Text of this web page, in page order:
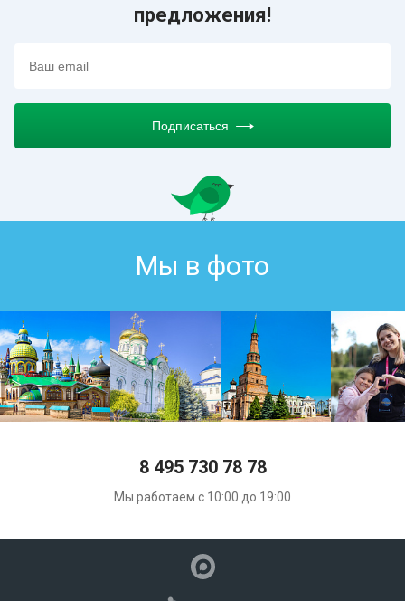
предложения!
Подписаться
Мы в фото
8 495 730 78 78
Мы работаем с 10:00 до 19:00